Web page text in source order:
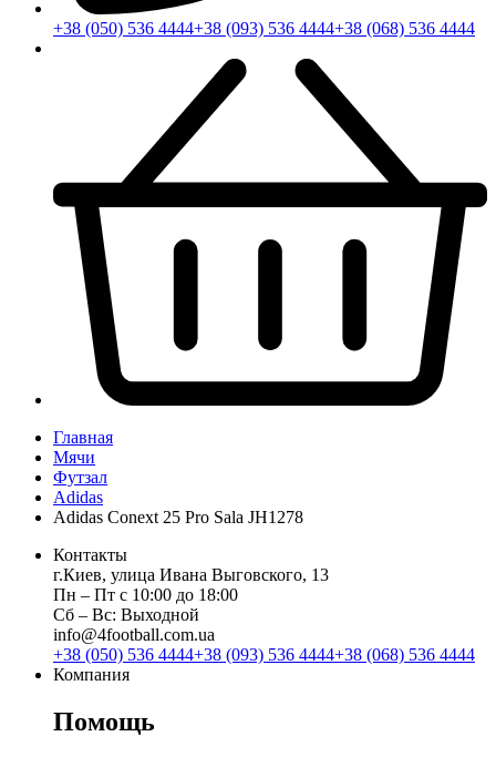
+38 (050) 536 4444+38 (093) 536 4444+38 (068) 536 4444
Главная
Мячи
Футзал
Adidas
Adidas Conext 25 Pro Sala JH1278
Контакты
г.Киев, улица Ивана Выговского, 13
Пн ‒ Пт с 10:00 до 18:00
Сб ‒ Вс: Выходной
info@4football.com.ua
+38 (050) 536 4444+38 (093) 536 4444+38 (068) 536 4444
Компания
Помощь